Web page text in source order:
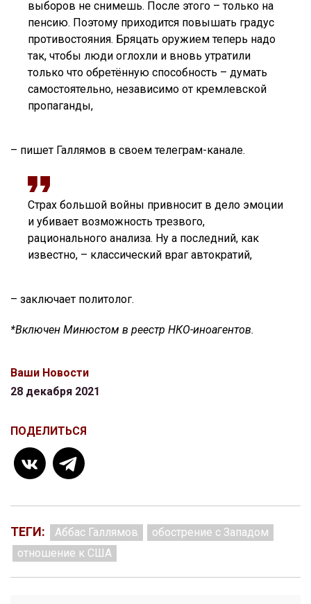
выборов не снимешь. После этого – только на
пенсию. Поэтому приходится повышать градус
противостояния. Бряцать оружием теперь надо
так, чтобы люди оглохли и вновь утратили
только что обретённую способность – думать
самостоятельно, независимо от кремлевской
пропаганды,
– пишет Галлямов в своем телеграм-канале.
Страх большой войны привносит в дело эмоции
и убивает возможность трезвого,
рационального анализа. Ну а последний, как
известно, – классический враг автократий,
– заключает политолог.
*Включен Минюстом в реестр НКО-иноагентов.
Ваши Новости
28 декабря 2021
ПОДЕЛИТЬСЯ
ТЕГИ: Аббас Галлямов
обострение с Западом
отношение к США